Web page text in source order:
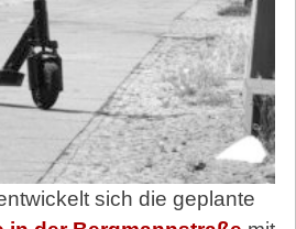
sich die geplante